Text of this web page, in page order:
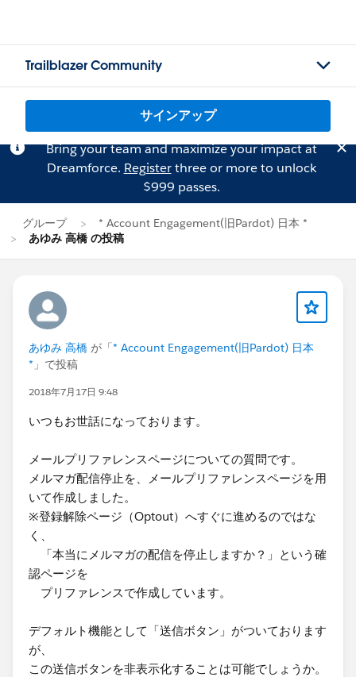
Trailblazer Community
サインアップ
Bring your team and maximize your impact at
Dreamforce. Registerthree or more to unlock
$999 passes.
グループ
* Account Engagement(旧Pardot) 日本 *
あゆみ 高橋 の投稿
あゆみ 高橋 が「* Account Engagement(旧Pardot) 日本
* 」で投稿
2018年7月17日 9:48
いつもお世話になっております。
メールプリファレンスページについての質問です。
メルマガ配信停止を、メールプリファレンスページを用
いて作成しました。
※登録解除ページ（Optout）へすぐに進めるのではな
く、
「本当にメルマガの配信を停止しますか？」という確
認ページを
プリファレンスで作成しています。
デフォルト機能として「送信ボタン」がついております
が、
この送信ボタンを非表示化することは可能でしょうか。